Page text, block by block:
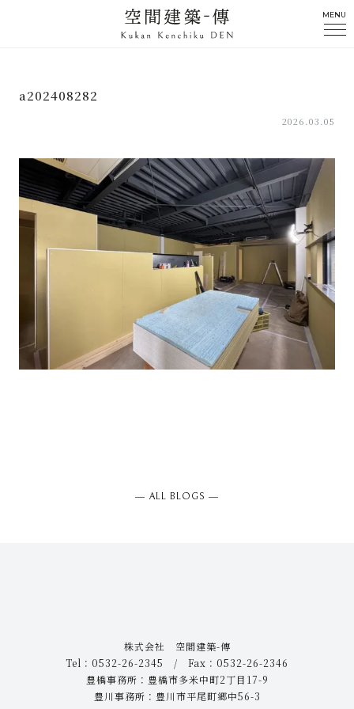
MENU
a202408282
2026.03.05
― ALL BLOGS ―
株式会社 空間建築-傳
Tel：0532-26-2345 / Fax：0532-26-2346
豊橋事務所：豊橋市多米中町2丁目17-9
豊川事務所：豊川市平尾町郷中56-3